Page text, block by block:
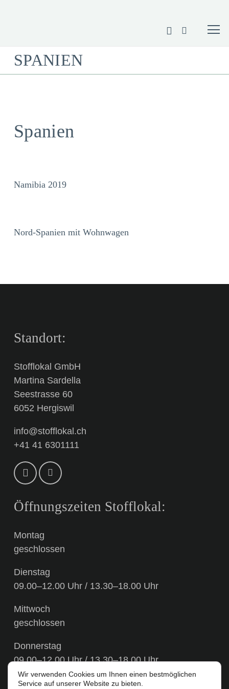
SPANIEN
Spanien
Namibia 2019
Nord-Spanien mit Wohnwagen
Standort:
Stofflokal GmbH
Martina Sardella
Seestrasse 60
6052 Hergiswil
info@stofflokal.ch
+41 41 6301111
Öffnungszeiten Stofflokal:
Montag
geschlossen
Dienstag
09.00–12.00 Uhr / 13.30–18.00 Uhr
Mittwoch
geschlossen
Donnerstag
09.00–12.00 Uhr / 13.30–18.00 Uhr
Freitag
Wir verwenden Cookies um Ihnen einen bestmöglichen
Service auf unserer Website zu bieten.